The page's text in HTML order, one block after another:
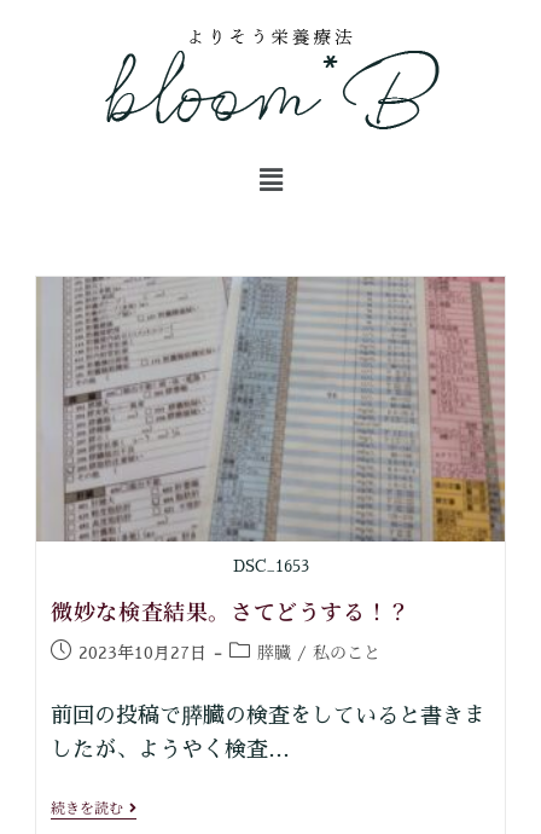
DSC_1653
微妙な検査結果。さてどうする！？
2023年10月27日 膵臓 / 私のこと
前回の投稿で膵臓の検査をしていると書きま
したが、ようやく検査…
続きを読む